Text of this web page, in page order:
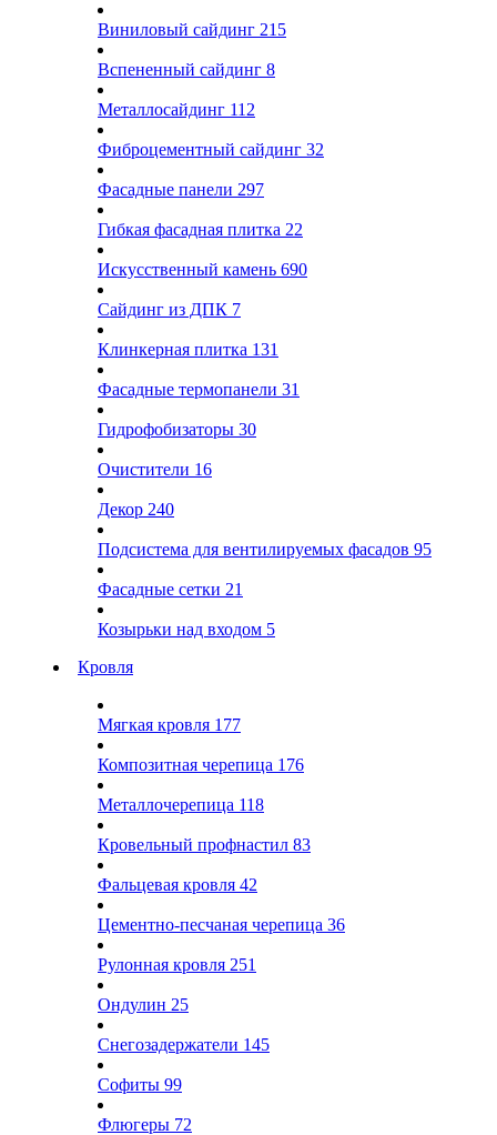
Виниловый сайдинг 215
Вспененный сайдинг 8
Металлосайдинг 112
Фиброцементный сайдинг 32
Фасадные панели 297
Гибкая фасадная плитка 22
Искусственный камень 690
Сайдинг из ДПК 7
Клинкерная плитка 131
Фасадные термопанели 31
Гидрофобизаторы 30
Очистители 16
Декор 240
Подсистема для вентилируемых фасадов 95
Фасадные сетки 21
Козырьки над входом 5
Кровля
Мягкая кровля 177
Композитная черепица 176
Металлочерепица 118
Кровельный профнастил 83
Фальцевая кровля 42
Цементно-песчаная черепица 36
Рулонная кровля 251
Ондулин 25
Снегозадержатели 145
Софиты 99
Флюгеры 72